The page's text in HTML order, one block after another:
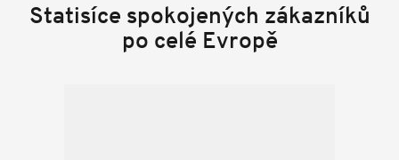
Statisíce spokojených zákazníků
po celé Evropě